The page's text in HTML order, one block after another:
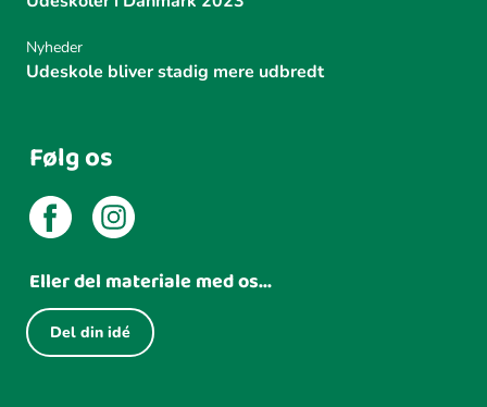
Nyheder
Udeskole bliver stadig mere udbredt
Følg os
Eller del materiale med os...
Del din idé